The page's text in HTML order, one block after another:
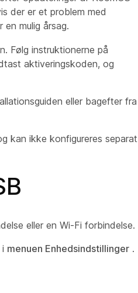
der er et problem med
mulig årsag.
Følg instruktionerne på
aktiveringskoden, og
eller bagefter fra
kan ikke konfigureres
eller en Wi-Fi forbindelse.
menuen Enhedsindstillinger .